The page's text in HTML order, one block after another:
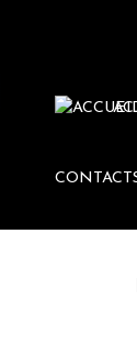
IFTM